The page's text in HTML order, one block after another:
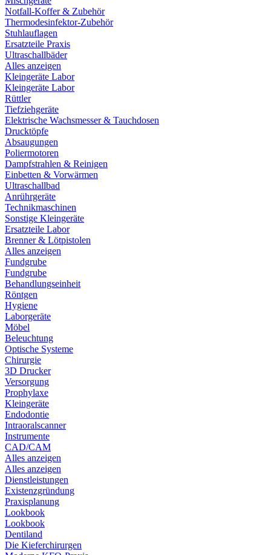
Notfall-Koffer & Zubehör
Thermodesinfektor-Zubehör
Stuhlauflagen
Ersatzteile Praxis
Ultraschallbäder
Alles anzeigen
Kleingeräte Labor
Kleingeräte Labor
Rüttler
Tiefziehgeräte
Elektrische Wachsmesser & Tauchdosen
Drucktöpfe
Absaugungen
Poliermotoren
Dampfstrahlen & Reinigen
Einbetten & Vorwärmen
Ultraschallbad
Anrührgeräte
Technikmaschinen
Sonstige Kleingeräte
Ersatzteile Labor
Brenner & Lötpistolen
Alles anzeigen
Fundgrube
Fundgrube
Behandlungseinheit
Röntgen
Hygiene
Laborgeräte
Möbel
Beleuchtung
Optische Systeme
Chirurgie
3D Drucker
Versorgung
Prophylaxe
Kleingeräte
Endodontie
Intraoralscanner
Instrumente
CAD/CAM
Alles anzeigen
Alles anzeigen
Dienstleistungen
Existenzgründung
Praxisplanung
Lookbook
Lookbook
Dentiland
Die Kieferchirurgen